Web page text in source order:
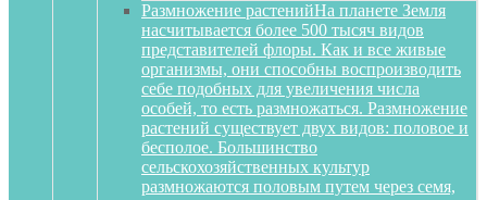
Размножение растенийНа планете Земля
насчитывается более 500 тысяч видов
представителей флоры. Как и все живые
организмы, они способны воспроизводить
себе подобных для увеличения числа
особей, то есть размножаться. Размножение
растений существует двух видов: половое и
бесполое. Большинство
сельскохозяйственных культур
размножаются половым путем через семя,